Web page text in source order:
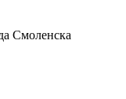
Смоленска